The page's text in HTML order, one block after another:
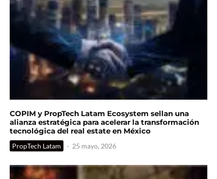
COPIM y PropTech Latam Ecosystem sellan una
alianza estratégica para acelerar la transformación
tecnológica del real estate en México
PropTech Latam · 25 mayo, 2026